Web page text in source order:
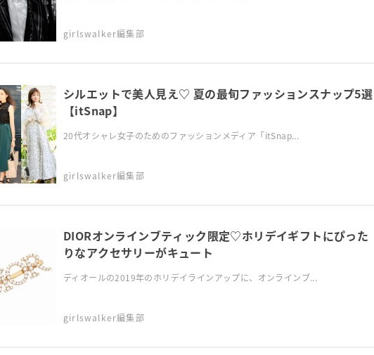
girlswalker編集部
シルエットで美人見え♡ 夏の最旬ファッションスナップ5選
【itSnap】
20代オシャレ女子のためのファッションメディア「itSnap...
girlswalker編集部
DIORオンラインブティック限定♡ホリデイギフトにぴった
りなアクセサリーがキュート
ディオールの2019年のホリデイラインアップに、オンラインブ...
girlswalker編集部